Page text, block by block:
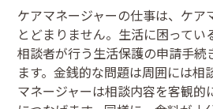
ケアマネージャーの仕事は、ケア
とどまりません。生活に困ってい
相談者が行う生活保護の申請手続
ます。金銭的な問題は周囲には相
マネージャーは相談内容を客観的